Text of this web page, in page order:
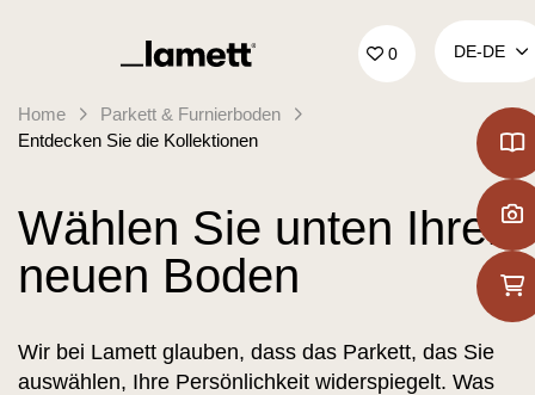
Zurück zur Startseite 0 DE‑DE
Home
Parkett & Furnierboden
Entdecken Sie die Kollektionen
Wählen Sie unten Ihren
neuen Boden
Wir bei Lamett glauben, dass das Parkett, das Sie
auswählen, Ihre Persönlichkeit widerspiegelt. Was